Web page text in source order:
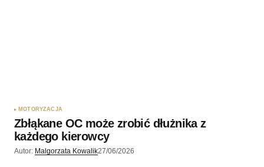
MOTORYZACJA
Zbłąkane OC może zrobić dłużnika z
każdego kierowcy
Autor: Malgorzata Kowalik27/06/2026